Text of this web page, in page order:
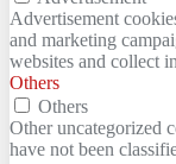
Advertisement
and marketing
websites and collect
Others
Others
Other uncategorized
have not been